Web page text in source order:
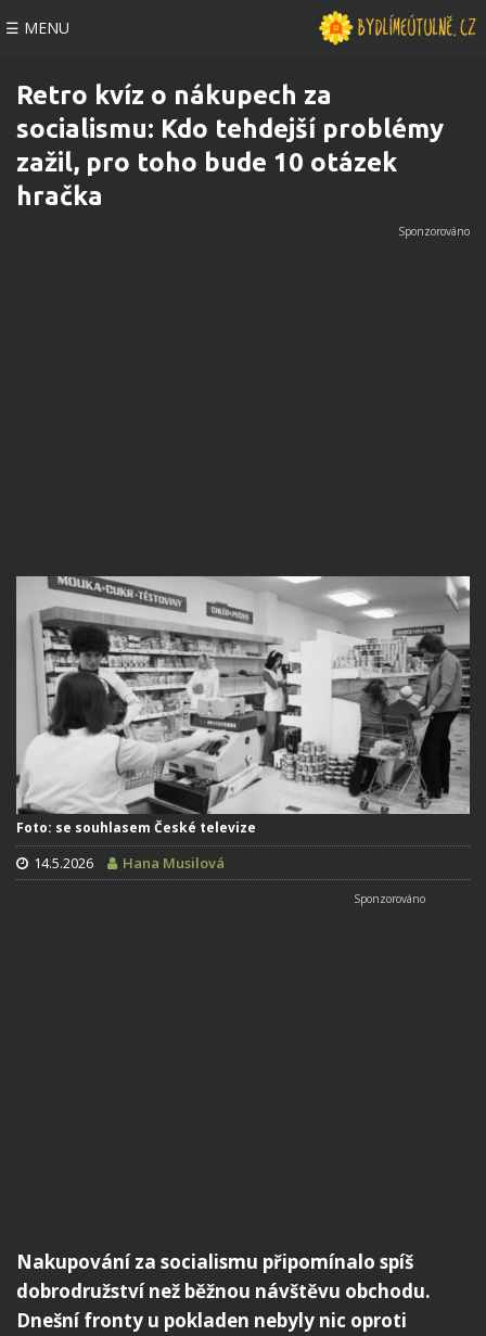
☰ MENU
Retro kvíz o nákupech za
socialismu: Kdo tehdejší problémy
zažil, pro toho bude 10 otázek
hračka
Foto: se souhlasem České televize
14.5.2026 Hana Musilová
Nakupování za socialismu připomínalo spíš
dobrodružství než běžnou návštěvu obchodu.
Dnešní fronty u pokladen nebyly nic oproti